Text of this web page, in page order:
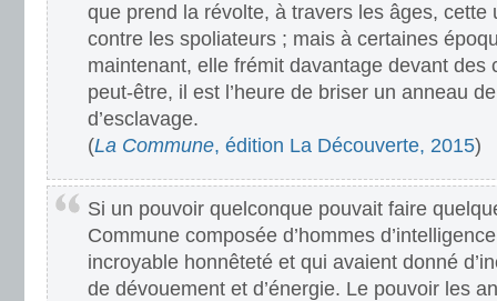
que prend la révolte, à travers les âges, cette
contre les spoliateurs ; mais à certaines
maintenant, elle frémit davantage devant des
peut-être, il est l’heure de briser un anneau
d’esclavage.
(La Commune, édition La Découverte, 2015)
Si un pouvoir quelconque pouvait faire
Commune composée d’hommes
incroyable honnêteté et qui avaient donné
de dévouement et d’énergie. Le pouvoir les